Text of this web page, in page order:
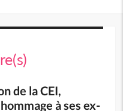
de la CEI,
à ses ex-